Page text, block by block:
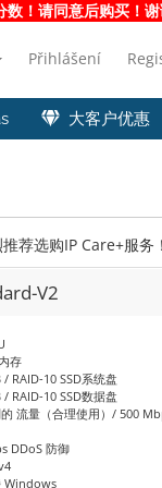
！请同意后购买！谢
Přihlášení
大客户优惠
荐选购IP Care+服务！
V2
存
/ RAID-10 SSD系统盘
/ RAID-10 SSD数据盘
流量（合理使用）/ 500
DDoS 防御
Windows